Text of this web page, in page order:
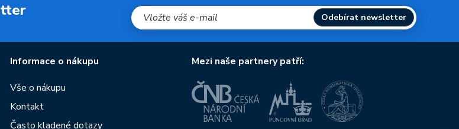
Odebírat newsletter
Informace o nákupu
Vše o nákupu
Kontakt
Často kladené dotazy
Mezi naše partnery patří: